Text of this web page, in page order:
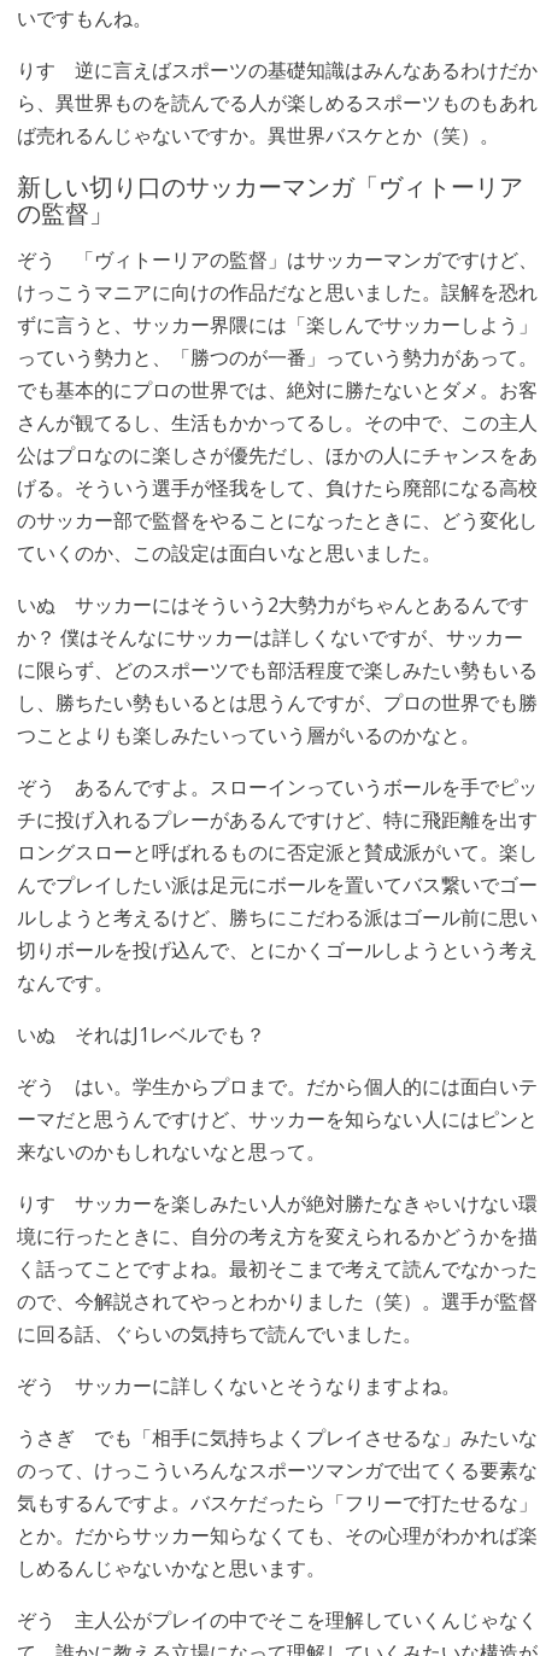
いですもんね。
りす 逆に言えばスポーツの基礎知識はみんなあるわけだか
ら、異世界ものを読んでる人が楽しめるスポーツものもあれ
ば売れるんじゃないですか。異世界バスケとか（笑）。
新しい切り口のサッカーマンガ「ヴィトーリア
の監督」
ぞう 「ヴィトーリアの監督」はサッカーマンガですけど、
けっこうマニアに向けの作品だなと思いました。誤解を恐れ
ずに言うと、サッカー界隈には「楽しんでサッカーしよう」
っていう勢力と、「勝つのが一番」っていう勢力があって。
でも基本的にプロの世界では、絶対に勝たないとダメ。お客
さんが観てるし、生活もかかってるし。その中で、この主人
公はプロなのに楽しさが優先だし、ほかの人にチャンスをあ
げる。そういう選手が怪我をして、負けたら廃部になる高校
のサッカー部で監督をやることになったときに、どう変化し
ていくのか、この設定は面白いなと思いました。
いぬ サッカーにはそういう2大勢力がちゃんとあるんです
か？ 僕はそんなにサッカーは詳しくないですが、サッカー
に限らず、どのスポーツでも部活程度で楽しみたい勢もいる
し、勝ちたい勢もいるとは思うんですが、プロの世界でも勝
つことよりも楽しみたいっていう層がいるのかなと。
ぞう
あるんですよ。スローインっていうボールを手でピッ
チに投げ入れるプレーがあるんですけど、特に飛距離を出す
ロングスローと呼ばれるものに否定派と賛成派がいて。楽し
んでプレイしたい派は足元にボールを置いてバス繋いでゴー
ルしようと考えるけど、勝ちにこだわる派はゴール前に思い
切りボールを投げ込んで、とにかくゴールしようという考え
なんです。
いぬ それはJ1レベルでも？
ぞう
はい。学生からプロまで。だから個人的には面白いテ
ーマだと思うんですけど、サッカーを知らない人にはピンと
来ないのかもしれないなと思って。
りす サッカーを楽しみたい人が絶対勝たなきゃいけない環
境に行ったときに、自分の考え方を変えられるかどうかを描
く話ってことですよね。最初そこまで考えて読んでなかった
ので、今解説されてやっとわかりました（笑）。選手が監督
に回る話、ぐらいの気持ちで読んでいました。
ぞう
サッカーに詳しくないとそうなりますよね。
うさぎでも「相手に気持ちよくプレイさせるな」みたいな
のって、けっこういろんなスポーツマンガで出てくる要素な
気もするんですよ。バスケだったら「フリーで打たせるな」
とか。だからサッカー知らなくても、その心理がわかれば楽
しめるんじゃないかなと思います。
ぞう
主人公がプレイの中でそこを理解していくんじゃなく